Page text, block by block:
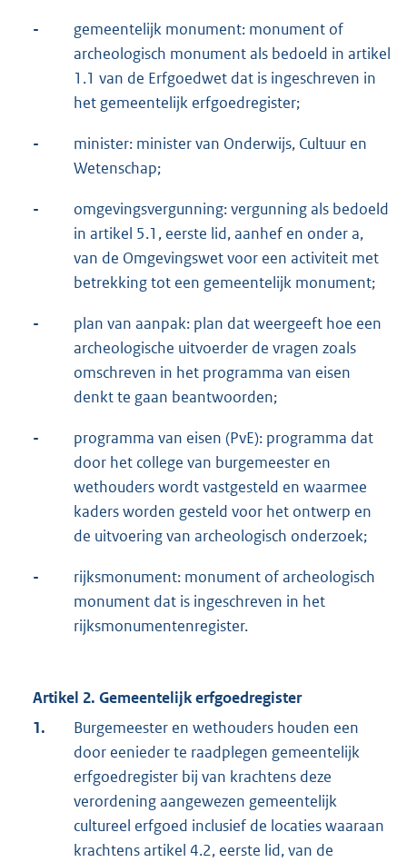
-
gemeentelijk monument: monument of
archeologisch monument als bedoeld in artikel
1.1 van de Erfgoedwet dat is ingeschreven in
het gemeentelijk erfgoedregister;
-
minister: minister van Onderwijs, Cultuur en
Wetenschap;
-
omgevingsvergunning: vergunning als bedoeld
in artikel 5.1, eerste lid, aanhef en onder a,
van de Omgevingswet voor een activiteit met
betrekking tot een gemeentelijk monument;
-
plan van aanpak: plan dat weergeeft hoe een
archeologische uitvoerder de vragen zoals
omschreven in het programma van eisen
denkt te gaan beantwoorden;
-
programma van eisen (PvE): programma dat
door het college van burgemeester en
wethouders wordt vastgesteld en waarmee
kaders worden gesteld voor het ontwerp en
de uitvoering van archeologisch onderzoek;
-
rijksmonument: monument of archeologisch
monument dat is ingeschreven in het
rijksmonumentenregister.
Artikel 2. Gemeentelijk erfgoedregister
1.
Burgemeester en wethouders houden een
door eenieder te raadplegen gemeentelijk
erfgoedregister bij van krachtens deze
verordening aangewezen gemeentelijk
cultureel erfgoed inclusief de locaties waaraan
krachtens artikel 4.2, eerste lid, van de